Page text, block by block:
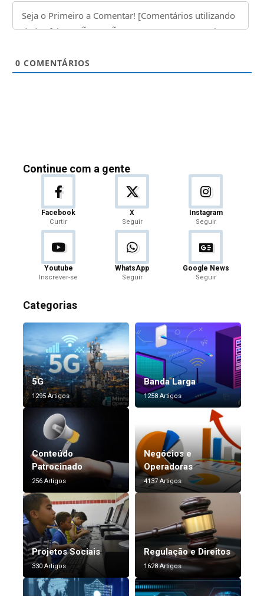
0 COMENTÁRIOS
Continue com a gente
Facebook
Curtir
X
Seguir
Instagram
Seguir
Youtube
Inscrever-se
WhatsApp
Seguir
Google News
Seguir
Categorias
5G
1295 Artigos
Banda Larga
1258 Artigos
Conteúdo
Patrocinado
256 Artigos
Negócios e
Operadoras
4137 Artigos
Projetos Sociais
330 Artigos
Regulação e Direitos
1628 Artigos